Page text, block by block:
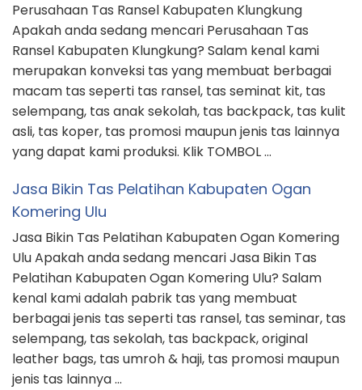
Perusahaan Tas Ransel Kabupaten Klungkung
Apakah anda sedang mencari Perusahaan Tas
Ransel Kabupaten Klungkung? Salam kenal kami
merupakan konveksi tas yang membuat berbagai
macam tas seperti tas ransel, tas seminat kit, tas
selempang, tas anak sekolah, tas backpack, tas kulit
asli, tas koper, tas promosi maupun jenis tas lainnya
yang dapat kami produksi. Klik TOMBOL …
Jasa Bikin Tas Pelatihan Kabupaten Ogan
Komering Ulu
Jasa Bikin Tas Pelatihan Kabupaten Ogan Komering
Ulu Apakah anda sedang mencari Jasa Bikin Tas
Pelatihan Kabupaten Ogan Komering Ulu? Salam
kenal kami adalah pabrik tas yang membuat
berbagai jenis tas seperti tas ransel, tas seminar, tas
selempang, tas sekolah, tas backpack, original
leather bags, tas umroh & haji, tas promosi maupun
jenis tas lainnya …